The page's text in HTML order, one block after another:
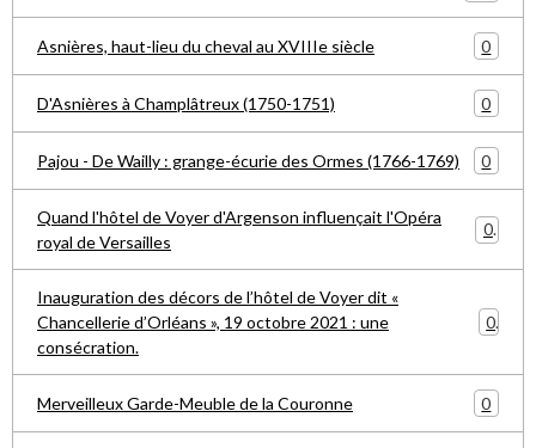
Asnières, haut-lieu du cheval au XVIIIe siècle 0
D'Asnières à Champlâtreux (1750-1751) 0
Pajou - De Wailly : grange-écurie des Ormes (1766-1769) 0
Quand l'hôtel de Voyer d'Argenson influençait l'Opéra
royal de Versailles
0
Inauguration des décors de l’hôtel de Voyer dit «
Chancellerie d’Orléans », 19 octobre 2021 : une
consécration.
0
Merveilleux Garde-Meuble de la Couronne 0